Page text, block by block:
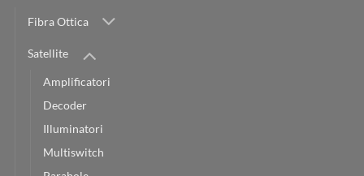
Fibra Ottica
Satellite
Amplificatori
Decoder
Illuminatori
Multiswitch